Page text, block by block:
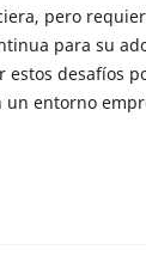
pero
para su
desafíos
entorno